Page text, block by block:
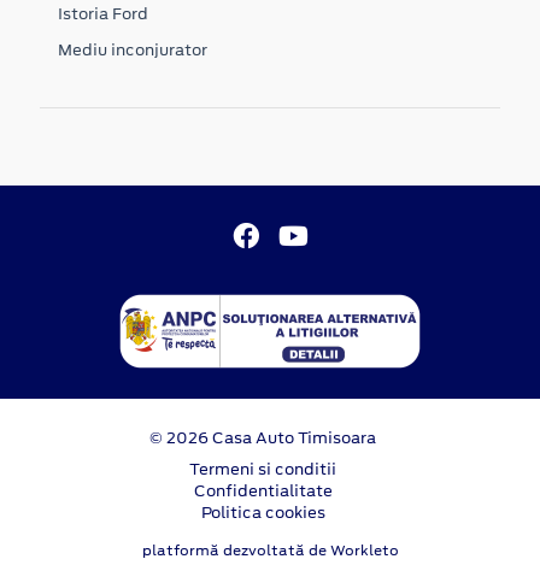
Istoria Ford
Mediu inconjurator
© 2026 Casa Auto Timisoara
Termeni si conditii
Confidentialitate
Politica cookies
platformă dezvoltată de Workleto